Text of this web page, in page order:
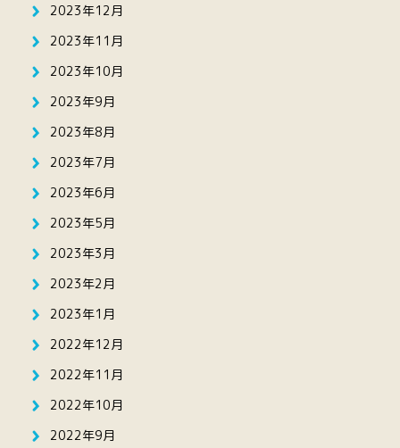
2023年12月
2023年11月
2023年10月
2023年9月
2023年8月
2023年7月
2023年6月
2023年5月
2023年3月
2023年2月
2023年1月
2022年12月
2022年11月
2022年10月
2022年9月